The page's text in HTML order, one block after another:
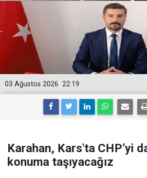
22:19
03 Ağustos 2026
Karahan, Kars'ta CHP’yi
konuma taşıyacağız